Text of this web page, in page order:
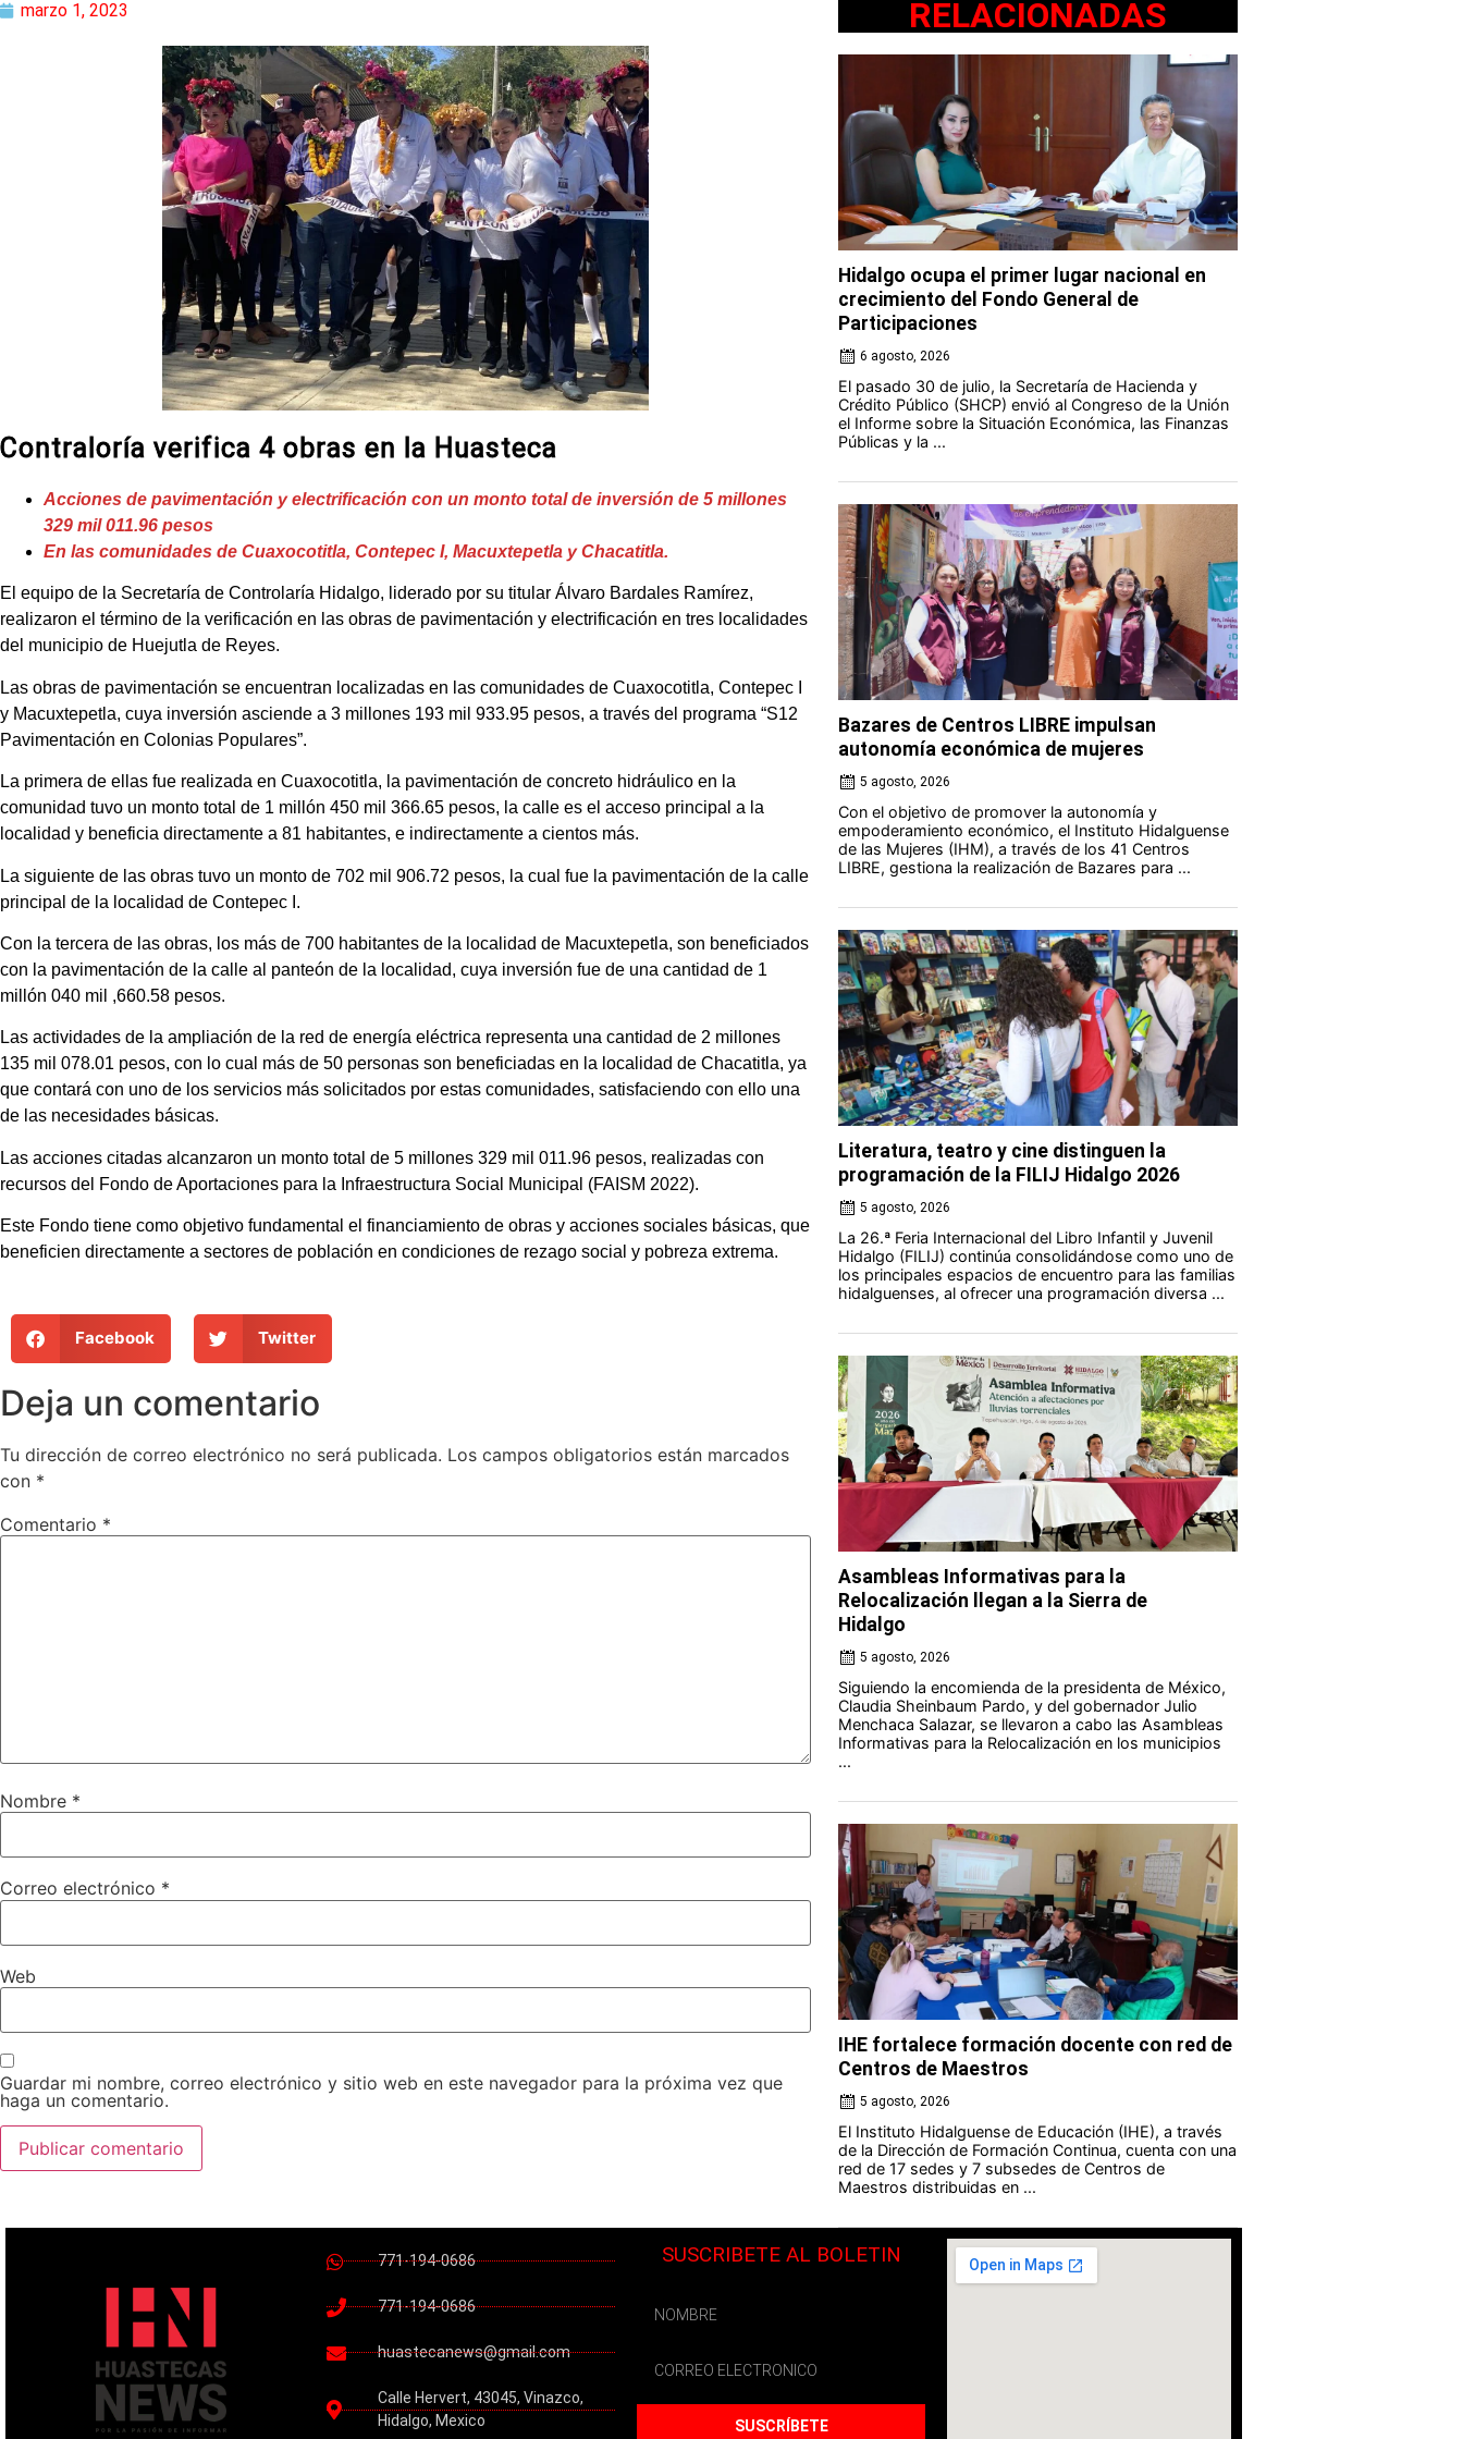
marzo 1, 2023
Contraloría verifica 4 obras en la Huasteca
Acciones de pavimentación y electrificación con un monto total de inversión de 5 millones
329 mil 011.96 pesos
En las comunidades de Cuaxocotitla, Contepec I, Macuxtepetla y Chacatitla.
El equipo de la Secretaría de Controlaría Hidalgo, liderado por su titular Álvaro Bardales Ramírez,
realizaron el término de la verificación en las obras de pavimentación y electrificación en tres localidades
del municipio de Huejutla de Reyes.
Las obras de pavimentación se encuentran localizadas en las comunidades de Cuaxocotitla, Contepec I
y Macuxtepetla, cuya inversión asciende a 3 millones 193 mil 933.95 pesos, a través del programa “S12
Pavimentación en Colonias Populares”.
La primera de ellas fue realizada en Cuaxocotitla, la pavimentación de concreto hidráulico en la
comunidad tuvo un monto total de 1 millón 450 mil 366.65 pesos, la calle es el acceso principal a la
localidad y beneficia directamente a 81 habitantes, e indirectamente a cientos más.
La siguiente de las obras tuvo un monto de 702 mil 906.72 pesos, la cual fue la pavimentación de la calle
principal de la localidad de Contepec I.
Con la tercera de las obras, los más de 700 habitantes de la localidad de Macuxtepetla, son beneficiados
con la pavimentación de la calle al panteón de la localidad, cuya inversión fue de una cantidad de 1
millón 040 mil ,660.58 pesos.
Las actividades de la ampliación de la red de energía eléctrica representa una cantidad de 2 millones
135 mil 078.01 pesos, con lo cual más de 50 personas son beneficiadas en la localidad de Chacatitla, ya
que contará con uno de los servicios más solicitados por estas comunidades, satisfaciendo con ello una
de las necesidades básicas.
Las acciones citadas alcanzaron un monto total de 5 millones 329 mil 011.96 pesos, realizadas con
recursos del Fondo de Aportaciones para la Infraestructura Social Municipal (FAISM 2022).
Este Fondo tiene como objetivo fundamental el financiamiento de obras y acciones sociales básicas, que
beneficien directamente a sectores de población en condiciones de rezago social y pobreza extrema.
Facebook Twitter
Deja un comentario
Tu dirección de correo electrónico no será publicada. Los campos obligatorios están marcados
con *
Comentario *
Nombre *
Correo electrónico *
Web
Guardar mi nombre, correo electrónico y sitio web en este navegador para la próxima vez que
haga un comentario.
RELACIONADAS
Hidalgo ocupa el primer lugar nacional en
crecimiento del Fondo General de
Participaciones
6 agosto, 2026
El pasado 30 de julio, la Secretaría de Hacienda y
Crédito Público (SHCP) envió al Congreso de la Unión
el Informe sobre la Situación Económica, las Finanzas
Públicas y la ...
Bazares de Centros LIBRE impulsan
autonomía económica de mujeres
5 agosto, 2026
Con el objetivo de promover la autonomía y
empoderamiento económico, el Instituto Hidalguense
de las Mujeres (IHM), a través de los 41 Centros
LIBRE, gestiona la realización de Bazares para ...
Literatura, teatro y cine distinguen la
programación de la FILIJ Hidalgo 2026
5 agosto, 2026
La 26.ª Feria Internacional del Libro Infantil y Juvenil
Hidalgo (FILIJ) continúa consolidándose como uno de
los principales espacios de encuentro para las familias
hidalguenses, al ofrecer una programación diversa ...
Asambleas Informativas para la
Relocalización llegan a la Sierra de
Hidalgo
5 agosto, 2026
Siguiendo la encomienda de la presidenta de México,
Claudia Sheinbaum Pardo, y del gobernador Julio
Menchaca Salazar, se llevaron a cabo las Asambleas
Informativas para la Relocalización en los municipios
...
IHE fortalece formación docente con red de
Centros de Maestros
5 agosto, 2026
El Instituto Hidalguense de Educación (IHE), a través
de la Dirección de Formación Continua, cuenta con una
red de 17 sedes y 7 subsedes de Centros de
Maestros distribuidas en ...
771-194-0686
771-194-0686
huastecanews@gmail.com
Calle Hervert, 43045, Vinazco,
Hidalgo, Mexico
SUSCRIBETE AL BOLETIN
SUSCRÍBETE